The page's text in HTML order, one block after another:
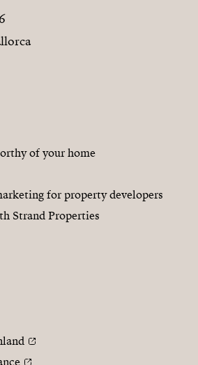
of your home
for property developers
Strand Properties